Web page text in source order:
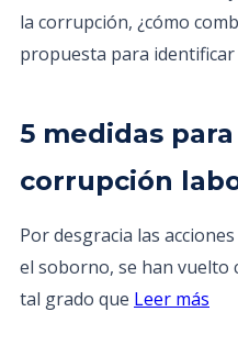
la corrupción, ¿cómo
propuesta para
5 medidas
corrupción
Por desgracia las
el soborno, se han vuelto
tal grado que Leer más